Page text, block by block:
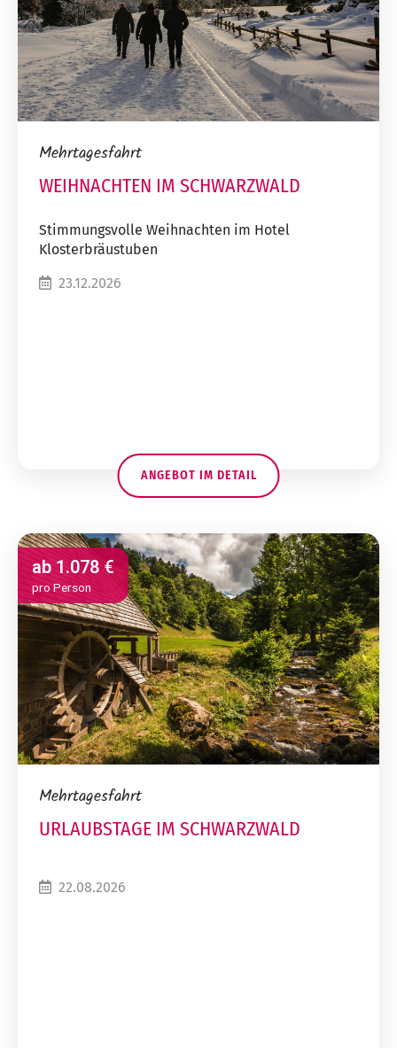
Mehrtagesfahrt
WEIHNACHTEN IM SCHWARZWALD
Stimmungsvolle Weihnachten im Hotel
Klosterbräustuben
23.12.2026
ANGEBOT IM DETAIL
ab 1.078 €
pro Person
Mehrtagesfahrt
URLAUBSTAGE IM SCHWARZWALD
22.08.2026